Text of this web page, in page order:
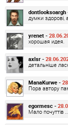
dontlooksoargh
думки здорові,
yrenet -
хорошая идея.
axlsr -
детальніше
ManaKurwe -
Пора автору
egormesc -
Мало почуттів